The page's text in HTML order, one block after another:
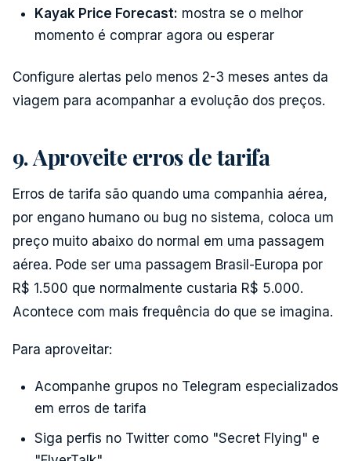
Kayak Price Forecast: mostra se o melhor
momento é comprar agora ou esperar
Configure alertas pelo menos 2-3 meses antes da
viagem para acompanhar a evolução dos preços.
9. Aproveite erros de tarifa
Erros de tarifa são quando uma companhia aérea,
por engano humano ou bug no sistema, coloca um
preço muito abaixo do normal em uma passagem
aérea. Pode ser uma passagem Brasil-Europa por
R$ 1.500 que normalmente custaria R$ 5.000.
Acontece com mais frequência do que se imagina.
Para aproveitar:
Acompanhe grupos no Telegram especializados
em erros de tarifa
Siga perfis no Twitter como "Secret Flying" e